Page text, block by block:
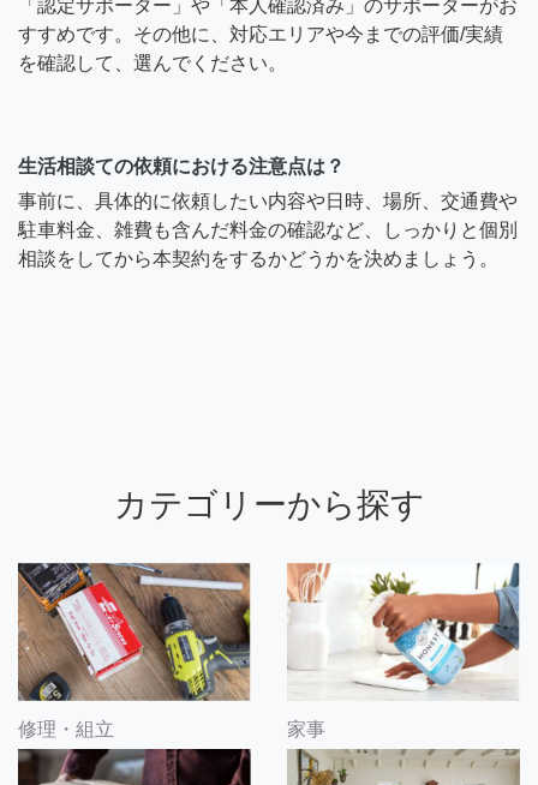
「認定サポーター」や「本人確認済み」のサポーターがお
すすめです。その他に、対応エリアや今までの評価/実績
を確認して、選んでください。
生活相談ての依頼における注意点は？
事前に、具体的に依頼したい内容や日時、場所、交通費や
駐車料金、雑費も含んだ料金の確認など、しっかりと個別
相談をしてから本契約をするかどうかを決めましょう。
カテゴリーから探す
修理・組立 家事